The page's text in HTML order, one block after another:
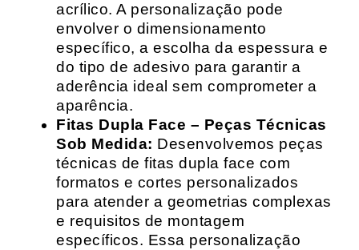
acrílico. A personalização pode
envolver o dimensionamento
específico, a escolha da espessura e
do tipo de adesivo para garantir a
aderência ideal sem comprometer a
aparência.
Fitas Dupla Face – Peças Técnicas
Sob Medida: Desenvolvemos peças
técnicas de fitas dupla face com
formatos e cortes personalizados
para atender a geometrias complexas
e requisitos de montagem
específicos. Essa personalização